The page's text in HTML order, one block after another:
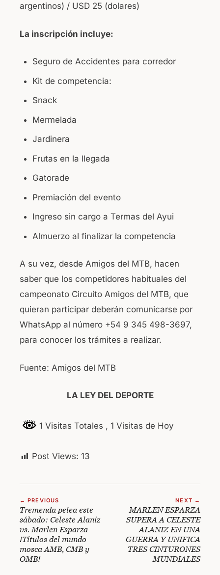
argentinos) / USD 25 (dolares)
La inscripción incluye:
Seguro de Accidentes para corredor
Kit de competencia:
Snack
Mermelada
Jardinera
Frutas en la llegada
Gatorade
Premiación del evento
Ingreso sin cargo a Termas del Ayui
Almuerzo al finalizar la competencia
A su vez, desde Amigos del MTB, hacen
saber que los competidores habituales del
campeonato Circuito Amigos del MTB, que
quieran participar deberán comunicarse por
WhatsApp al número +54 9 345 498-3697,
para conocer los trámites a realizar.
Fuente: Amigos del MTB
LA LEY DEL DEPORTE
1 Visitas Totales , 1 Visitas de Hoy
Post Views: 13
← PREVIOUS
Tremenda pelea este
sábado: Celeste Alaniz
vs. Marlen Esparza
¡Títulos del mundo
mosca AMB, CMB y
OMB!
NEXT →
MARLEN ESPARZA
SUPERA A CELESTE
ALANIZ EN UNA
GUERRA Y UNIFICA
TRES CINTURONES
MUNDIALES